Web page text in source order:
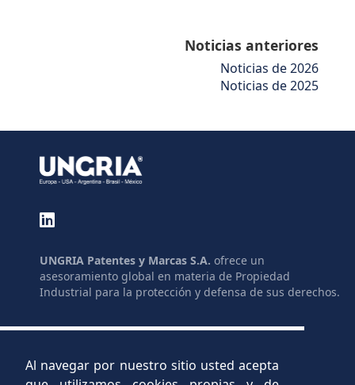
Al navegar por nuestro sitio usted acepta
Noticias anteriores
Noticias de 2026
Noticias de 2025
UNGRIA Patentes y Marcas S.A. ofrece un
asesoramiento global en materia de Propiedad
Industrial para la protección y defensa de sus derechos.
GLOSARIO
LEGAL
PRIVACIDAD
ENLACES
AYUDAS
C.V.